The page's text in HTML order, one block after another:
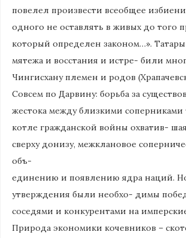
повелел произвести всеобщее
одного не оставлять в живых до того
который определен законом…».
мятежа и восстания и истре- били
Чингисхану племен и родов
Совсем по Дарвину: борьба за
жестока между близкими соперниками
котле гражданской войны охватив-
сверху донизу, межклановое
объ-
единению и появлению ядра наций.
утверждения были необхо- димы
соседями и конкурентами на
Природа экономики кочевников –